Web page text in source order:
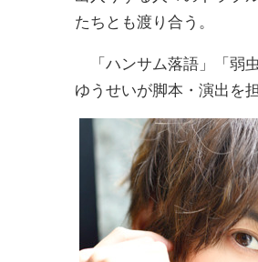
たちとも渡り合う。
「ハンサム落語」「弱
ゆうせいが脚本・演出を